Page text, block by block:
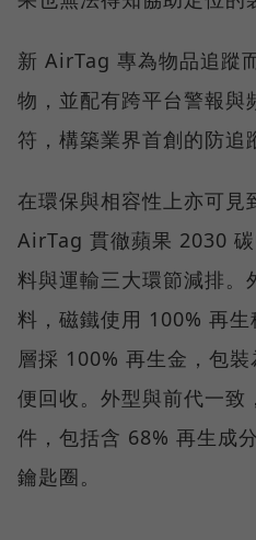
新 AirTag 專為物品追蹤
物，並配有跨平台警報與
符，構築業界首創的防追
在環保與相容性上亦可見
AirTag 貫徹蘋果 2030
料與運輸三大環節減排。
料，磁鐵使用 100% 再
層採 100% 再生金，包
便回收。外型與前代一致
件，包括含 68% 再生成
鑰匙圈。